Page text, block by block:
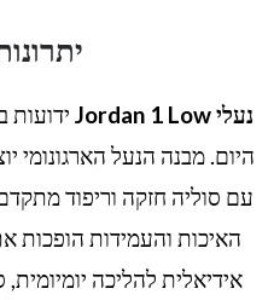
נעלי Jordan 1 Low
ידועות
היום. מבנה הנעל הארגונומי
עם סוליה חזקה וריפוד
האיכות והעמידות הופכות
אידיאלית להליכה